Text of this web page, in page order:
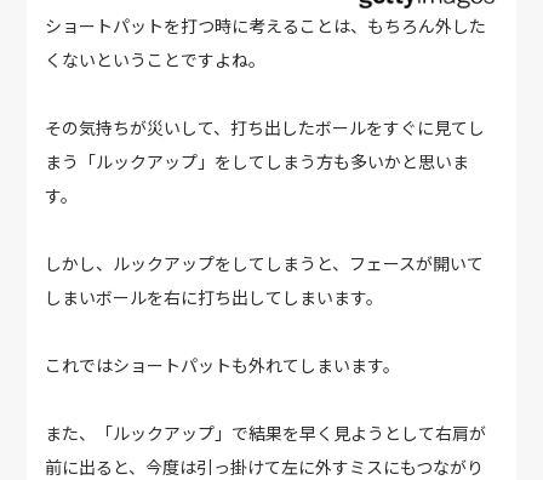
ショートパットを打つ時に考えることは、もちろん外した
くないということですよね。
その気持ちが災いして、打ち出したボールをすぐに見てし
まう「ルックアップ」をしてしまう方も多いかと思いま
す。
しかし、ルックアップをしてしまうと、フェースが開いて
しまいボールを右に打ち出してしまいます。
これではショートパットも外れてしまいます。
また、「ルックアップ」で結果を早く見ようとして右肩が
前に出ると、今度は引っ掛けて左に外すミスにもつながり